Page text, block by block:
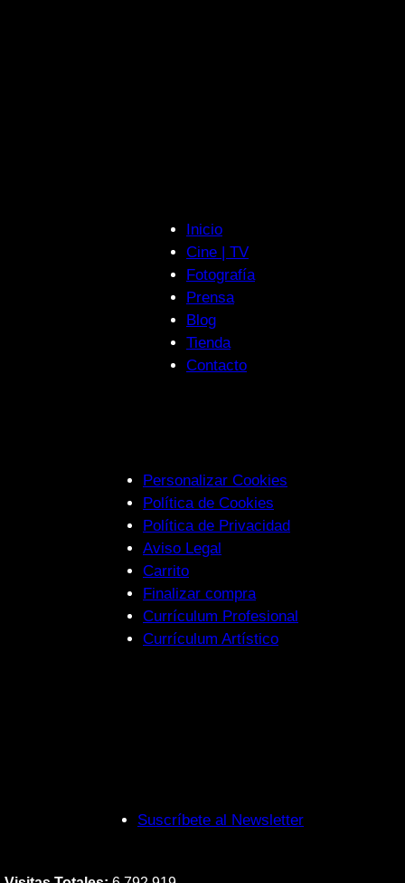
Inicio
Cine | TV
Fotografía
Prensa
Blog
Tienda
Contacto
Personalizar Cookies
Política de Cookies
Política de Privacidad
Aviso Legal
Carrito
Finalizar compra
Currículum Profesional
Currículum Artístico
Suscríbete al Newsletter